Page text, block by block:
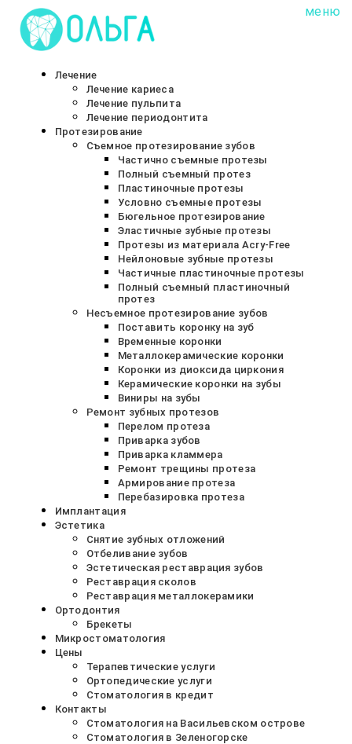
Сеть стоматологических клиник «ОЛЬГА»
меню
Лечение
Лечение кариеса
Лечение пульпита
Лечение периодонтита
Протезирование
Съемное протезирование зубов
Частично съемные протезы
Полный съемный протез
Пластиночные протезы
Условно съемные протезы
Бюгельное протезирование
Эластичные зубные протезы
Протезы из материала Acry-Free
Нейлоновые зубные протезы
Частичные пластиночные протезы
Полный съемный пластиночный
протез
Несъемное протезирование зубов
Поставить коронку на зуб
Временные коронки
Металлокерамические коронки
Коронки из диоксида циркония
Керамические коронки на зубы
Виниры на зубы
Ремонт зубных протезов
Перелом протеза
Приварка зубов
Приварка кламмера
Ремонт трещины протеза
Армирование протеза
Перебазировка протеза
Имплантация
Эстетика
Снятие зубных отложений
Отбеливание зубов
Эстетическая реставрация зубов
Реставрация сколов
Реставрация металлокерамики
Ортодонтия
Брекеты
Микростоматология
Цены
Терапевтические услуги
Ортопедические услуги
Стоматология в кредит
Контакты
Стоматология на Васильевском острове
Стоматология в Зеленогорске